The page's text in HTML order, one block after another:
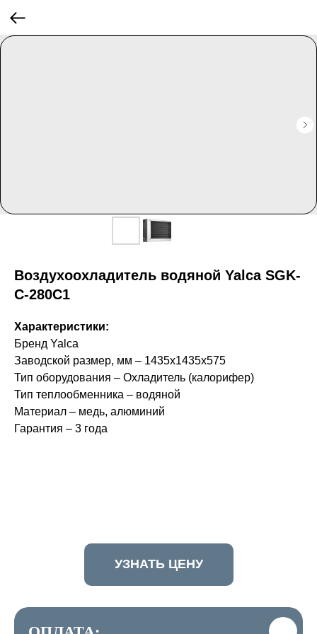
Воздухоохладитель водяной Yalca SGK-
C-280С1
Характеристики:
Бренд Yalca
Заводской размер, мм – 1435х1435х575
Тип оборудования – Охладитель (калорифер)
Тип теплообменника – водяной
Материал – медь, алюминий
Гарантия – 3 года
УЗНАТЬ ЦЕНУ